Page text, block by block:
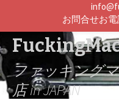
ファッキング
店 in JAPAN
お問合せお電